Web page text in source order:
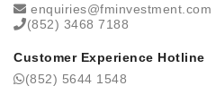
enquiries@fminvestment.com
(852) 3468 7188
Customer Experience Hotline
(852) 5644 1548